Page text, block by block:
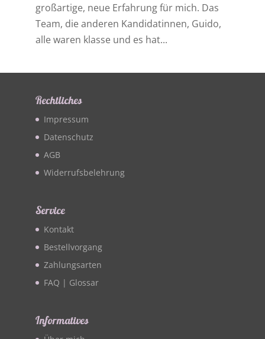
großartige, neue Erfahrung für mich. Das
Team, die anderen Kandidatinnen, Guido,
alle waren klasse und es hat...
Rechtliches
Impressum
Datenschutz
AGB
Widerrufsbelehrung
Service
Kontakt
Bestellvorgang
Zahlungsarten
FAQ | Glossar
Informatives